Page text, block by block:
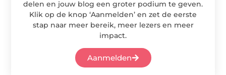
delen en jouw blog een groter podium te geven.
Klik op de knop ‘Aanmelden’ en zet de eerste
stap naar meer bereik, meer lezers en meer
impact.
Aanmelden